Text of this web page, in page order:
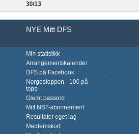
30/13
NYE Mitt DFS
Min statistikk
Arrangementskalender
DFS på Facebook
Norgestoppen - 100 på
topp -
Glemt passord
Mitt NST-abonnement
Resultater eget lag
Medlemskort